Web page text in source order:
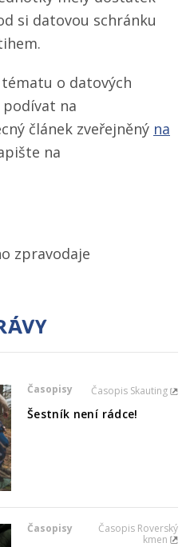
si datovou schránku
o datových
na
článek zveřejněný na
na
zpravodaje
Časopisy Časopis Skauting
Šestník není rádce!
Časopisy
Časopis Roverský
kmen